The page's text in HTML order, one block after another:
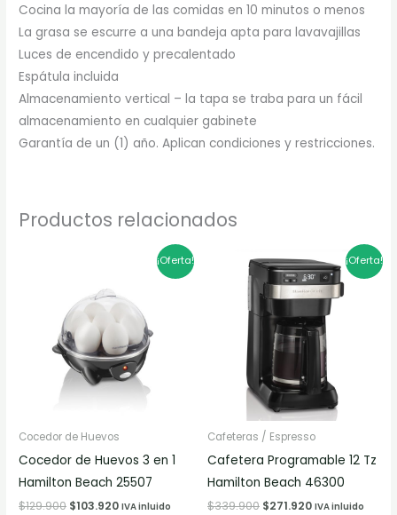
Cocina la mayoría de las comidas en 10 minutos o menos
La grasa se escurre a una bandeja apta para lavavajillas
Luces de encendido y precalentado
Espátula incluida
Almacenamiento vertical – la tapa se traba para un fácil
almacenamiento en cualquier gabinete
Garantía de un (1) año. Aplican condiciones y restricciones.
Productos relacionados
¡Oferta!
Cocedor de Huevos
Cocedor de Huevos 3 en 1
Hamilton Beach 25507
$129.900
era:
$129.900.
$103.920
es:
$103.920.
IVA inluido
¡Oferta!
Cafeteras / Espresso
Cafetera Programable 12 Tz
Hamilton Beach 46300
$339.900
El
precio
original
era:
$339.900.
$271.920
precio
actual
es:
$271.920.
IVA inluido